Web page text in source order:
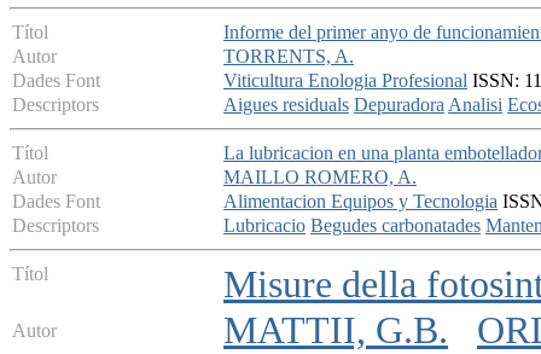
Títol
Informe del primer anyo de
Autor
TORRENTS, A.
Dades Font
Viticultura Enologia Profesional ISSN:
Descriptors
Aigues residuals DepuradoraAnalisi
Títol
La lubricacion en una planta
Autor
MAILLO ROMERO, A.
Dades Font
Alimentacion Equipos y Tecnologia
Descriptors
Lubricacio Begudes carbonatades
Títol Misure della
Autor MATTII, G.B.